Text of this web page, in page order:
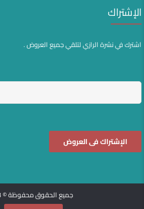
الإشتراك
اشترك في نشرة الرازي لتلقي جميع العروض .
جميع الحقوق محفوظة © 2023